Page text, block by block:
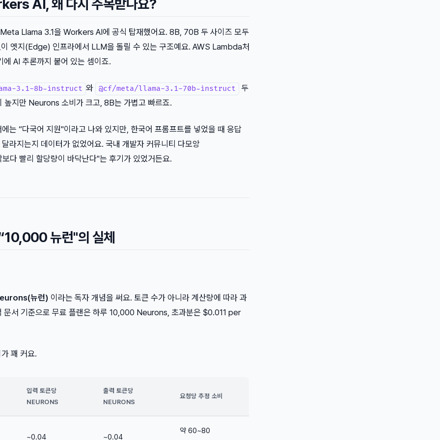
AI, 왜 다시 주목받나요?
Llama 3.1을 Workers AI에 공식 탑재했어요. 8B, 70B 두 사이즈 모두
엣지(Edge) 인프라에서 LLM을 돌릴 수 있는 구조예요. AWS Lambda처
AI 추론까지 붙어 있는 셈이죠.
3.1-8b-instruct 와 @cf/meta/llama-3.1-70b-instruct
두
높지만 Neurons 소비가 크고, 8B는 가볍고 빠르죠.
는 “다국어 지원"이라고 나와 있지만, 한국어 프롬프트를 넣었을 때 응답
라지는지 데이터가 없었어요. 국내 개발자 커뮤니티 다모앙
다 빨리 할당량이 바닥난다"는 후기가 있었거든요.
뉴런"의 실체
뉴런) 이라는 독자 개념을 써요. 토큰 수가 아니라 계산량에 따라 과
문서 기준으로 무료 플랜은 하루 10,000 Neurons, 초과분은 $0.011 per
꽤 커요.
입력 토큰당
NEURONS
출력 토큰당
NEURONS
요청당 추정 소비
~0.04 ~0.04
약 60~80